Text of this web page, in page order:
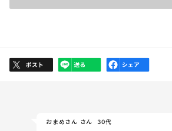
おまめさん さん 30代